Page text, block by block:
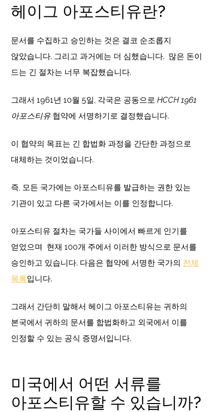
헤이그 아포스티유란?
문서를 수집하고 승인하는 것은 결코 순조롭지
않았습니다. 그리고 과거에는 더 심했습니다. 많은 돈이
드는 긴 절차는 너무 복잡했습니다.
그래서 1961년 10월 5일, 각국은 공동으로 HCCH 1961
아포스티유 협약에 서명하기로 결정했습니다.
이 협약의 목표는 긴 합법화 과정을 간단한 과정으로
대체하는 것이었습니다.
즉, 모든 국가에는 아포스티유를 발급하는 권한 있는
기관이 있고 다른 국가에서는 이를 인정합니다.
아포스티유 절차는 국가들 사이에서 빠르게 인기를
얻었으며 현재 100개 주에서 이러한 방식으로 문서를
승인하고 있습니다. 다음은 협약에 서명한 국가의 전체
목록입니다.
그래서 간단히 말해서 헤이그 아포스티유는 귀하의
본국에서 귀하의 문서를 합법화하고 외국에서 이를
인정할 수 있는 공식 증명서입니다.
미국에서 어떤 서류를
아포스티유할 수 있습니까?